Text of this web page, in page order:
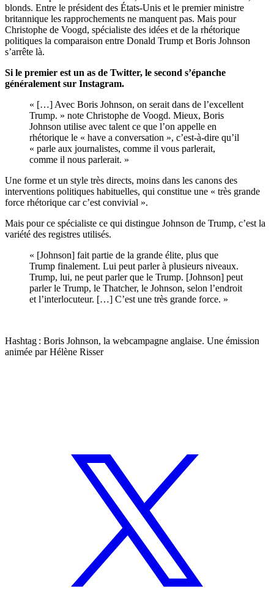
blonds. Entre le président des États-Unis et le premier ministre
britannique les rapprochements ne manquent pas. Mais pour
Christophe de Voogd, spécialiste des idées et de la rhétorique
politiques la comparaison entre Donald Trump et Boris Johnson
s’arrête là.
Si le premier est un as de Twitter, le second s’épanche
généralement sur Instagram.
« […] Avec Boris Johnson, on serait dans de l’excellent
Trump. » note Christophe de Voogd. Mieux, Boris
Johnson utilise avec talent ce que l’on appelle en
rhétorique le « have a conversation », c’est-à-dire qu’il
« parle aux journalistes, comme il vous parlerait,
comme il nous parlerait. »
Une forme et un style très directs, moins dans les canons des
interventions politiques habituelles, qui constitue une « très grande
force rhétorique car c’est convivial ».
Mais pour ce spécialiste ce qui distingue Johnson de Trump, c’est la
variété des registres utilisés.
« [Johnson] fait partie de la grande élite, plus que
Trump finalement. Lui peut parler à plusieurs niveaux.
Trump, lui, ne peut parler que le Trump. [Johnson] peut
parler le Trump, le Thatcher, le Johnson, selon l’endroit
et l’interlocuteur. […] C’est une très grande force. »
Hashtag : Boris Johnson, la webcampagne anglaise. Une émission
animée par Hélène Risser